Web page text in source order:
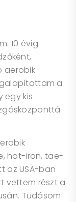
10 évig
aerobik
a
egy kis
hot-iron, tae-
az USA-ban
vettem részt a
Tudásom